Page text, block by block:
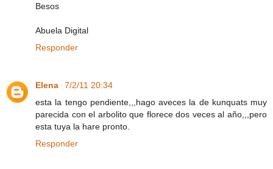
Besos
Abuela Digital
Responder
Elena
7/2/11 20:34
esta la tengo pendiente,,,hago aveces la de kunquats muy
parecida con el arbolito que florece dos veces al año,,,pero
esta tuya la hare pronto.
Responder